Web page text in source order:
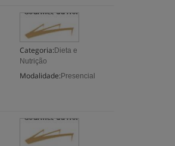
Categoria: Dieta e
Nutrição
Modalidade: Presencial